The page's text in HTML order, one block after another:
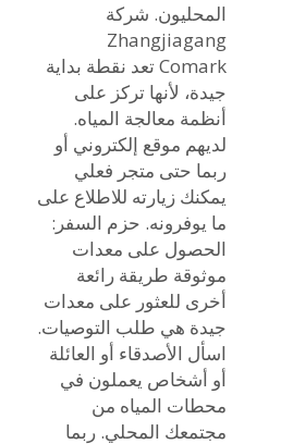
المحليون. شركة
Zhangjiagang
Comark تعد نقطة بداية
جيدة، لأنها تركز على
أنظمة معالجة المياه.
لديهم موقع إلكتروني أو
ربما حتى متجر فعلي
يمكنك زيارته للاطلاع على
ما يوفرونه. حزم السفر:
الحصول على معدات
موثوقة طريقة رائعة
أخرى للعثور على معدات
جيدة هي طلب التوصيات.
اسأل الأصدقاء أو العائلة
أو أشخاص يعملون في
محطات المياه من
مجتمعك المحلي. ربما